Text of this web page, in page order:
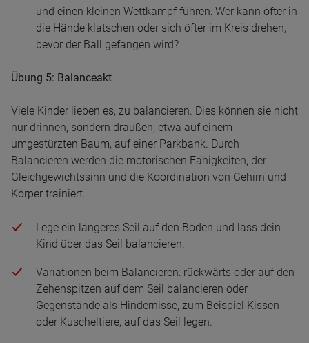
und einen kleinen Wettkampf führen: Wer kann öfter in
die Hände klatschen oder sich öfter im Kreis drehen,
bevor der Ball gefangen wird?
Übung 5: Balanceakt
Viele Kinder lieben es, zu balancieren. Dies können sie nicht
nur drinnen, sondern draußen, etwa auf einem
umgestürzten Baum, auf einer Parkbank. Durch
Balancieren werden die motorischen Fähigkeiten, der
Gleichgewichtssinn und die Koordination von Gehirn und
Körper trainiert.
Lege ein längeres Seil auf den Boden und lass dein
Kind über das Seil balancieren.
Variationen beim Balancieren: rückwärts oder auf den
Zehenspitzen auf dem Seil balancieren oder
Gegenstände als Hindernisse, zum Beispiel Kissen
oder Kuscheltiere, auf das Seil legen.